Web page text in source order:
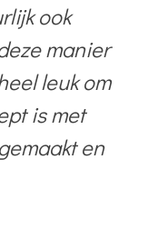
ook
manier
leuk om
is met
en